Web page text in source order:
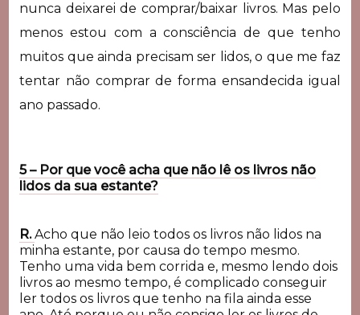
nunca deixarei de comprar/baixar livros. Mas pelo
menos estou com a consciência de que tenho
muitos que ainda precisam ser lidos, o que me faz
tentar não comprar de forma ensandecida igual
ano passado.
5 – Por que você acha que não lê os livros não
lidos da sua estante?
R.Acho que não leio todos os livros não lidos na
minha estante, por causa do tempo mesmo.
Tenho uma vida bem corrida e, mesmo lendo dois
livros ao mesmo tempo, é complicado conseguir
ler todos os livros que tenho na fila ainda esse